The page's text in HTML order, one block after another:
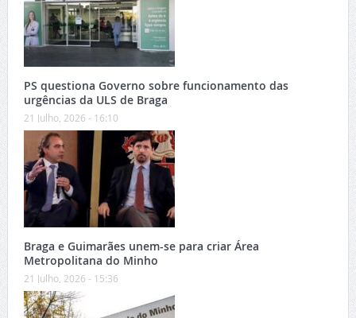
PS questiona Governo sobre funcionamento das
urgências da ULS de Braga
21 Julho, 2026 - 16:10
Braga e Guimarães unem-se para criar Área
Metropolitana do Minho
21 Julho, 2026 - 15:36